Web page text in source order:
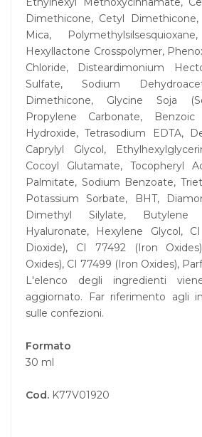
Dimethicone, Cetyl Dimethicone,
Mica,
Hexyllactone Crosspolymer,
Chloride, Disteardimonium
Sulfate, Sodium
Dimethicone, Glycine Soja
Propylene Carbonate,
Hydroxide, Tetrasodium EDTA,
Caprylyl Glycol,
Cocoyl Glutamate, Tocopheryl
Palmitate, Sodium Benzoate,
Potassium Sorbate, BHT,
Dimethyl Silylate, Butylene
Hyaluronate, Hexylene Glycol,
Dioxide), CI 77492 (Iron
Oxides), CI 77499 (Iron Oxides),
L'elenco degli ingredienti
aggiornato. Far riferimento agli
sulle confezioni.
Formato
30 ml
Cod. K77V01920